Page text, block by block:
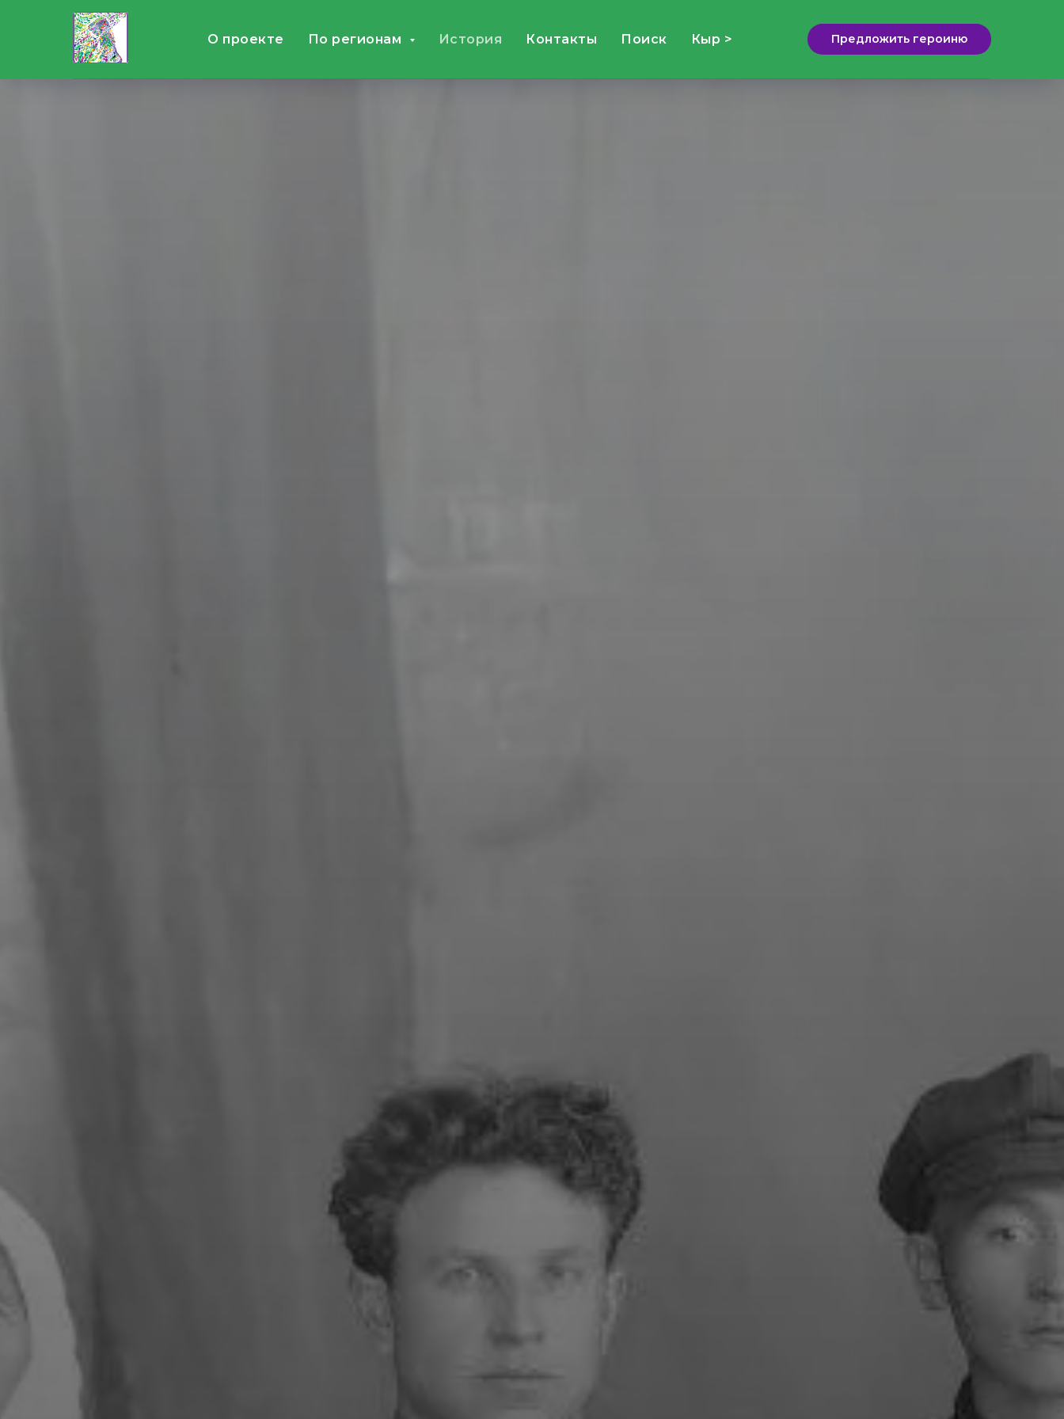
О проекте По регионам История Контакты Поиск Кыр > Предложить героиню